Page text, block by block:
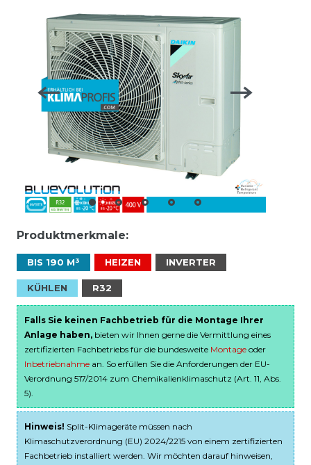
Produktmerkmale:
BIS 190 M³ HEIZEN INVERTER
KÜHLEN R32
Falls Sie keinen Fachbetrieb für die Montage Ihrer
Anlage haben, bieten wir Ihnen gerne die Vermittlung eines
zertifizierten Fachbetriebs für die bundesweite Montage oder
Inbetriebnahme an. So erfüllen Sie die Anforderungen der EU-
Verordnung 517/2014 zum Chemikalienklimaschutz (Art. 11, Abs.
5).
Hinweis! Split-Klimageräte müssen nach
Klimaschutzverordnung (EU) 2024/2215 von einem zertifizierten
Fachbetrieb installiert werden. Wir möchten darauf hinweisen,